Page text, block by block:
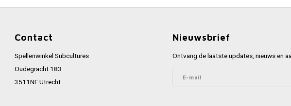
Contact
Spellenwinkel Subcultures
Oudegracht 183
3511NE Utrecht
Nieuwsbrief
Ontvang de laatste updates, nieuws en